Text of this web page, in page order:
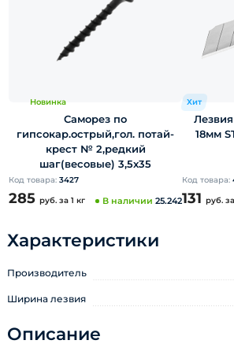
Новинка
Саморез по
гипсокар.острый,гол. потай-
крест № 2,редкий
шаг(весовые) 3,5х35
Код товара: 3427
285 руб. за 1 кг В наличии 25.242
Хит
18мм
Код товара:
131 руб.
Характеристики
Производитель
Ширина лезвия
Описание